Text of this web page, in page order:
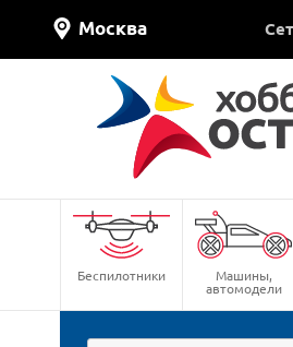
Москва
Беспилотники Машины,
автомодели